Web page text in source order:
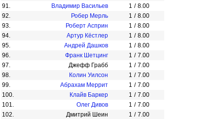
91.
Владимир Васильев 1 / 8.00
92.
Робер Мерль 1 / 8.00
93.
Роберт Асприн 1 / 8.00
94.
Артур Кёстлер 1 / 8.00
95.
Андрей Дашков 1 / 8.00
96.
Франк Шетцинг 1 / 7.00
97.
Джефф Грабб 1 / 7.00
98.
Колин Уилсон 1 / 7.00
99.
Абрахам Меррит 1 / 7.00
100.
Клайв Баркер 1 / 7.00
101.
Олег Дивов 1 / 7.00
102.
Дмитрий Шеин 1 / 7.00